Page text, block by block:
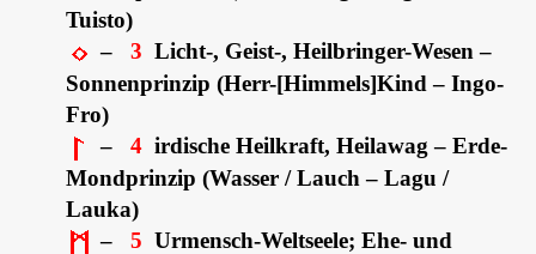
Tuisto)
– 3 Licht-, Geist-, Heilbringer-Wesen –
Sonnenprinzip (Herr-[Himmels]Kind – Ingo-
Fro)
– 4 irdische Heilkraft, Heilawag – Erde-
Mondprinzip (Wasser / Lauch – Lagu /
Lauka)
–
5 Urmensch-Weltseele; Ehe- und